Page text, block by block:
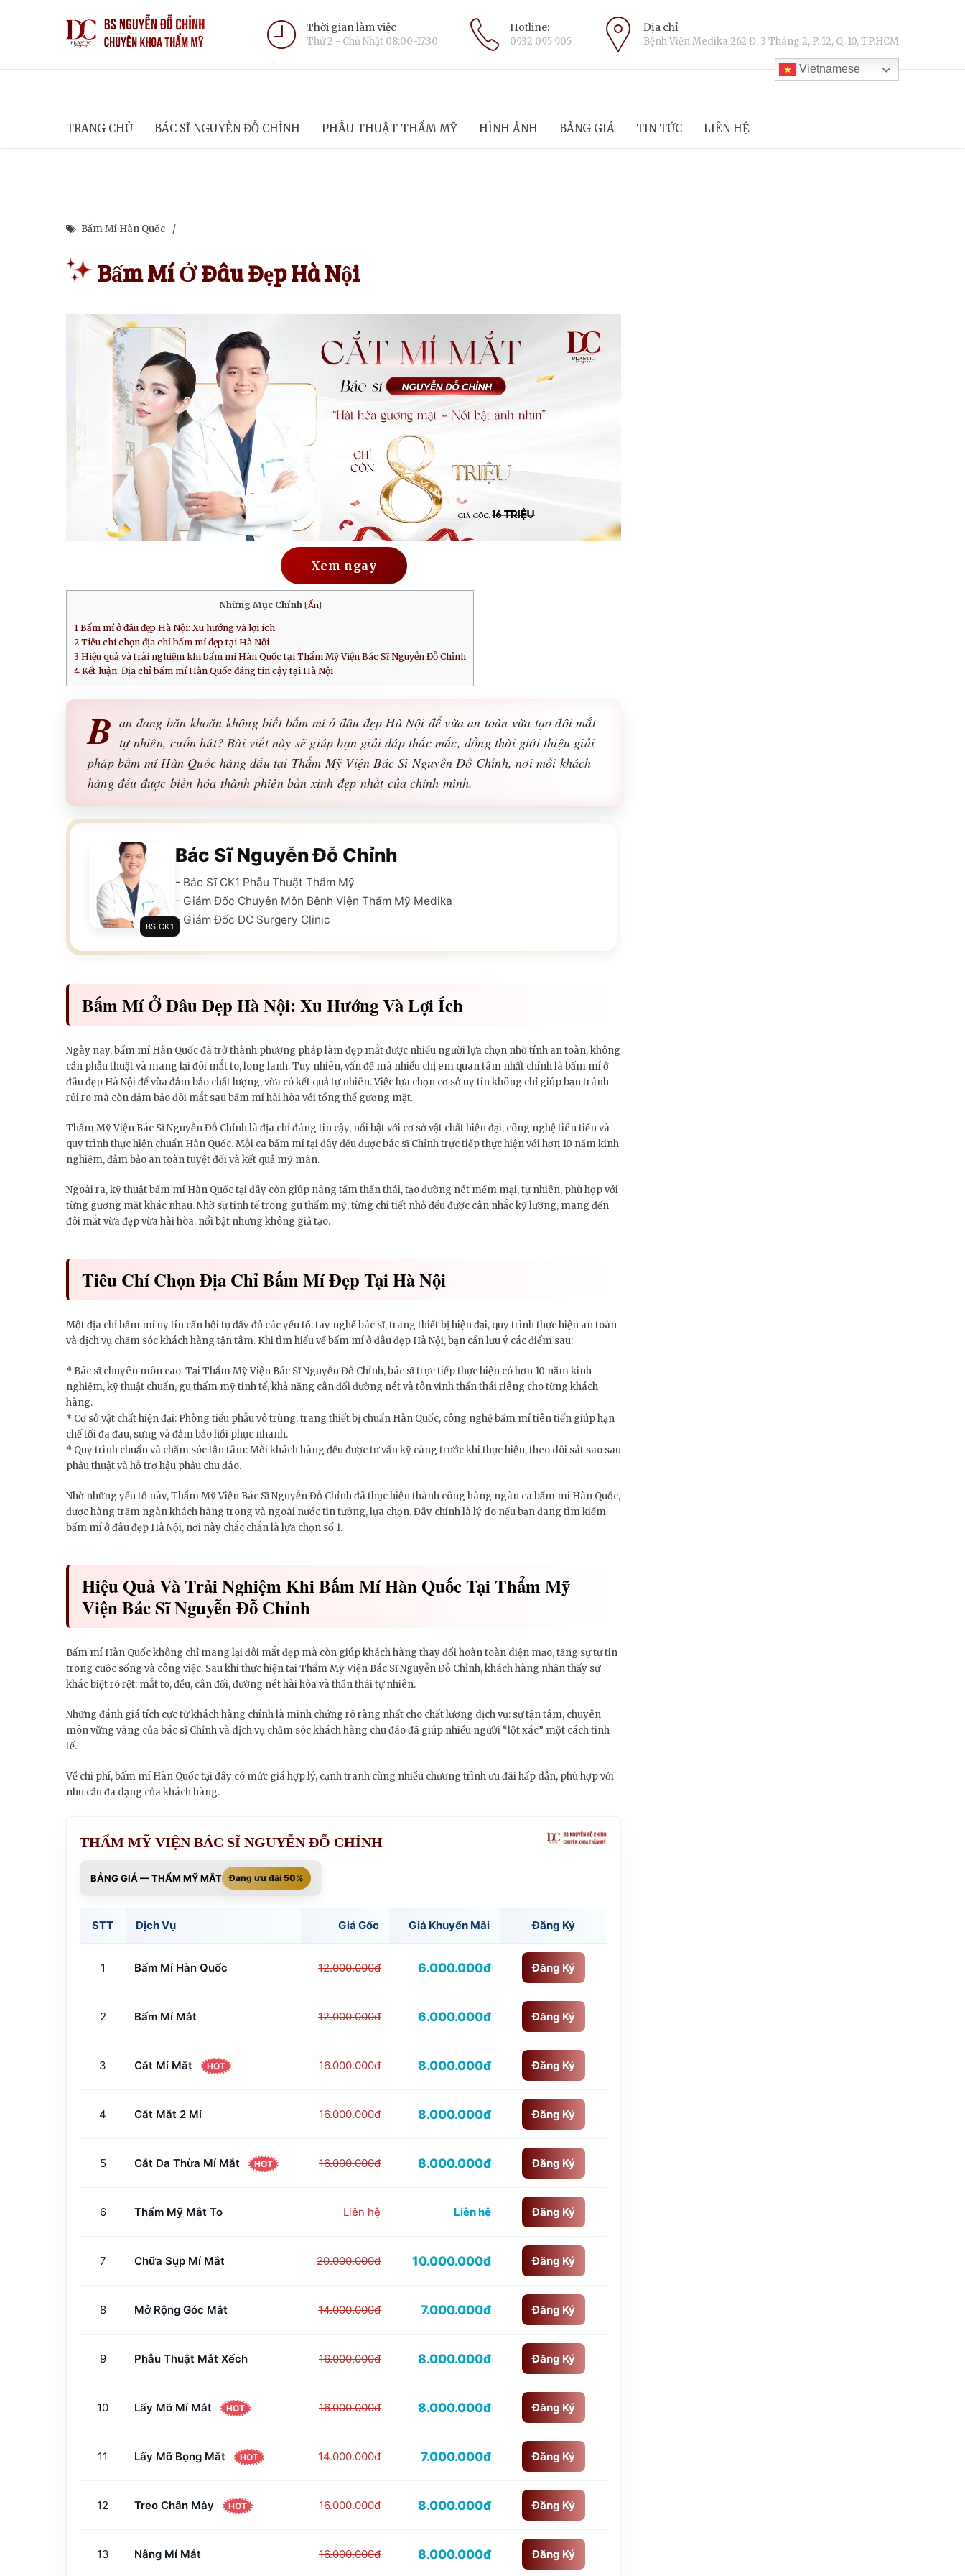
Thời gian làm việc
Thứ 2 - Chủ Nhật 08:00-17:30
Hotline:
0932 095 905
Địa chỉ
Bệnh Viện Medika 262 Đ. 3 Tháng 2, P. 12, Q. 10, TP.HCM
Vietnamese
TRANG CHỦ BÁC SĨ NGUYỄN ĐỖ CHỈNH PHẪU THUẬT THẨM MỸ HÌNH ẢNH BẢNG GIÁ TIN TỨC LIÊN HỆ
Bấm Mí Hàn Quốc
Bấm Mí Ở Đâu Đẹp Hà Nội
Xem ngay
Những Mục Chính [Ẩn]
1 Bấm mí ở đâu đẹp Hà Nội: Xu hướng và lợi ích
2 Tiêu chí chọn địa chỉ bấm mí đẹp tại Hà Nội
3 Hiệu quả và trải nghiệm khi bấm mí Hàn Quốc tại Thẩm Mỹ Viện Bác Sĩ Nguyễn Đỗ Chỉnh
4 Kết luận: Địa chỉ bấm mí Hàn Quốc đáng tin cậy tại Hà Nội
B ạn đang băn khoăn không biết bấm mí ở đâu đẹp Hà Nội để vừa an toàn vừa tạo đôi mắt
tự nhiên, cuốn hút? Bài viết này sẽ giúp bạn giải đáp thắc mắc, đồng thời giới thiệu giải
pháp bấm mí Hàn Quốc hàng đầu tại Thẩm Mỹ Viện Bác Sĩ Nguyễn Đỗ Chỉnh, nơi mỗi khách
hàng đều được biến hóa thành phiên bản xinh đẹp nhất của chính mình.
BS CK1
Bác Sĩ Nguyễn Đỗ Chỉnh
- Bác Sĩ CK1 Phẫu Thuật Thẩm Mỹ
- Giám Đốc Chuyên Môn Bệnh Viện Thẩm Mỹ Medika
- Giám Đốc DC Surgery Clinic
Bấm Mí Ở Đâu Đẹp Hà Nội: Xu Hướng Và Lợi Ích
Ngày nay, bấm mí Hàn Quốc đã trở thành phương pháp làm đẹp mắt được nhiều người lựa chọn nhờ tính an toàn, không
cần phẫu thuật và mang lại đôi mắt to, long lanh. Tuy nhiên, vấn đề mà nhiều chị em quan tâm nhất chính là bấm mí ở
đâu đẹp Hà Nội để vừa đảm bảo chất lượng, vừa có kết quả tự nhiên. Việc lựa chọn cơ sở uy tín không chỉ giúp bạn tránh
rủi ro mà còn đảm bảo đôi mắt sau bấm mí hài hòa với tổng thể gương mặt.
Thẩm Mỹ Viện Bác Sĩ Nguyễn Đỗ Chỉnh là địa chỉ đáng tin cậy, nổi bật với cơ sở vật chất hiện đại, công nghệ tiên tiến và
quy trình thực hiện chuẩn Hàn Quốc. Mỗi ca bấm mí tại đây đều được bác sĩ Chỉnh trực tiếp thực hiện với hơn 10 năm kinh
nghiệm, đảm bảo an toàn tuyệt đối và kết quả mỹ mãn.
Ngoài ra, kỹ thuật bấm mí Hàn Quốc tại đây còn giúp nâng tầm thần thái, tạo đường nét mềm mại, tự nhiên, phù hợp với
từng gương mặt khác nhau. Nhờ sự tinh tế trong gu thẩm mỹ, từng chi tiết nhỏ đều được cân nhắc kỹ lưỡng, mang đến
đôi mắt vừa đẹp vừa hài hòa, nổi bật nhưng không giả tạo.
Tiêu Chí Chọn Địa Chỉ Bấm Mí Đẹp Tại Hà Nội
Một địa chỉ bấm mí uy tín cần hội tụ đầy đủ các yếu tố: tay nghề bác sĩ, trang thiết bị hiện đại, quy trình thực hiện an toàn
và dịch vụ chăm sóc khách hàng tận tâm. Khi tìm hiểu về bấm mí ở đâu đẹp Hà Nội, bạn cần lưu ý các điểm sau:
* Bác sĩ chuyên môn cao: Tại Thẩm Mỹ Viện Bác Sĩ Nguyễn Đỗ Chỉnh, bác sĩ trực tiếp thực hiện có hơn 10 năm kinh
nghiệm, kỹ thuật chuẩn, gu thẩm mỹ tinh tế, khả năng cân đối đường nét và tôn vinh thần thái riêng cho từng khách
hàng.
* Cơ sở vật chất hiện đại: Phòng tiểu phẫu vô trùng, trang thiết bị chuẩn Hàn Quốc, công nghệ bấm mí tiên tiến giúp hạn
chế tối đa đau, sưng và đảm bảo hồi phục nhanh.
* Quy trình chuẩn và chăm sóc tận tâm: Mỗi khách hàng đều được tư vấn kỹ càng trước khi thực hiện, theo dõi sát sao sau
phẫu thuật và hỗ trợ hậu phẫu chu đáo.
Nhờ những yếu tố này, Thẩm Mỹ Viện Bác Sĩ Nguyễn Đỗ Chỉnh đã thực hiện thành công hàng ngàn ca bấm mí Hàn Quốc,
được hàng trăm ngàn khách hàng trong và ngoài nước tin tưởng, lựa chọn. Đây chính là lý do nếu bạn đang tìm kiếm
bấm mí ở đâu đẹp Hà Nội, nơi này chắc chắn là lựa chọn số 1.
Hiệu Quả Và Trải Nghiệm Khi Bấm Mí Hàn Quốc Tại Thẩm Mỹ
Viện Bác Sĩ Nguyễn Đỗ Chỉnh
Bấm mí Hàn Quốc không chỉ mang lại đôi mắt đẹp mà còn giúp khách hàng thay đổi hoàn toàn diện mạo, tăng sự tự tin
trong cuộc sống và công việc. Sau khi thực hiện tại Thẩm Mỹ Viện Bác Sĩ Nguyễn Đỗ Chỉnh, khách hàng nhận thấy sự
khác biệt rõ rệt: mắt to, đều, cân đối, đường nét hài hòa và thần thái tự nhiên.
Những đánh giá tích cực từ khách hàng chính là minh chứng rõ ràng nhất cho chất lượng dịch vụ: sự tận tâm, chuyên
môn vững vàng của bác sĩ Chỉnh và dịch vụ chăm sóc khách hàng chu đáo đã giúp nhiều người “lột xác” một cách tinh
tế.
Về chi phí, bấm mí Hàn Quốc tại đây có mức giá hợp lý, cạnh tranh cùng nhiều chương trình ưu đãi hấp dẫn, phù hợp với
nhu cầu đa dạng của khách hàng.
THẨM MỸ VIỆN BÁC SĨ NGUYỄN ĐỖ CHỈNH
BẢNG GIÁ — THẨM MỸ MẮT Đang ưu đãi 50%
STT Dịch Vụ Giá Gốc Giá Khuyến Mãi Đăng Ký
1 Bấm Mí Hàn Quốc 12.000.000đ 6.000.000đ Đăng Ký
2 Bấm Mí Mắt 12.000.000đ 6.000.000đ Đăng Ký
3 Cắt Mí Mắt HOT 16.000.000đ 8.000.000đ Đăng Ký
4 Cắt Mắt 2 Mí 16.000.000đ 8.000.000đ Đăng Ký
5 Cắt Da Thừa Mí Mắt HOT 16.000.000đ 8.000.000đ Đăng Ký
6 Thẩm Mỹ Mắt To Liên hệ Liên hệ Đăng Ký
7 Chữa Sụp Mí Mắt 20.000.000đ 10.000.000đ Đăng Ký
8 Mở Rộng Góc Mắt 14.000.000đ 7.000.000đ Đăng Ký
9 Phẫu Thuật Mắt Xếch 16.000.000đ 8.000.000đ Đăng Ký
10 Lấy Mỡ Mí Mắt HOT 16.000.000đ 8.000.000đ Đăng Ký
11 Lấy Mỡ Bọng Mắt HOT 14.000.000đ 7.000.000đ Đăng Ký
12 Treo Chân Mày HOT 16.000.000đ 8.000.000đ Đăng Ký
13 Nâng Mí Mắt 16.000.000đ 8.000.000đ Đăng Ký